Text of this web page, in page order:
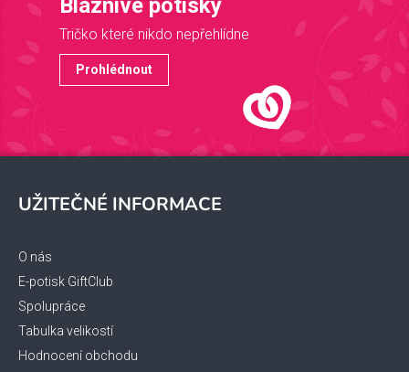
Bláznivé potisky
Tričko které nikdo nepřehlídne
Prohlédnout
UŽITEČNÉ INFORMACE
O nás
E-potisk GiftClub
Spolupráce
Tabulka velikostí
Hodnocení obchodu